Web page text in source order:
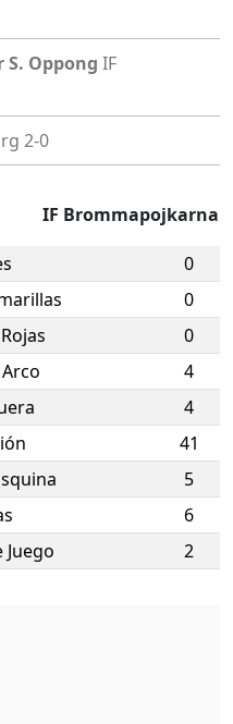
S. Oppong IF
2-0
IF Brommapojkarna
0
0
0
4
4
41
5
6
Juego 2